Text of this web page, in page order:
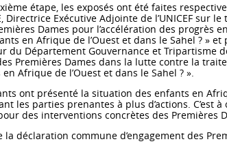
étape, les exposés ont été faites
Directrice Exécutive Adjointe de l’UNICEF sur
Dames pour l’accélération des progrès
en Afrique de l’Ouest et dans le Sahel ? »
du Département Gouvernance et Tripartisme
Premières Dames dans la lutte contre la
Afrique de l’Ouest et dans le Sahel ? ».
ont présenté la situation des enfants en
les parties prenantes à plus d’actions. C’est à
des interventions concrètes des Premières
déclaration commune d’engagement des